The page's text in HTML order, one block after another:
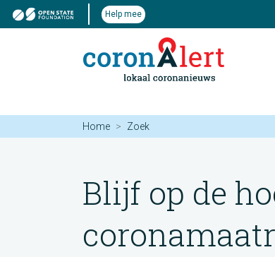
Help mee
Home Zoek
Blijf op de